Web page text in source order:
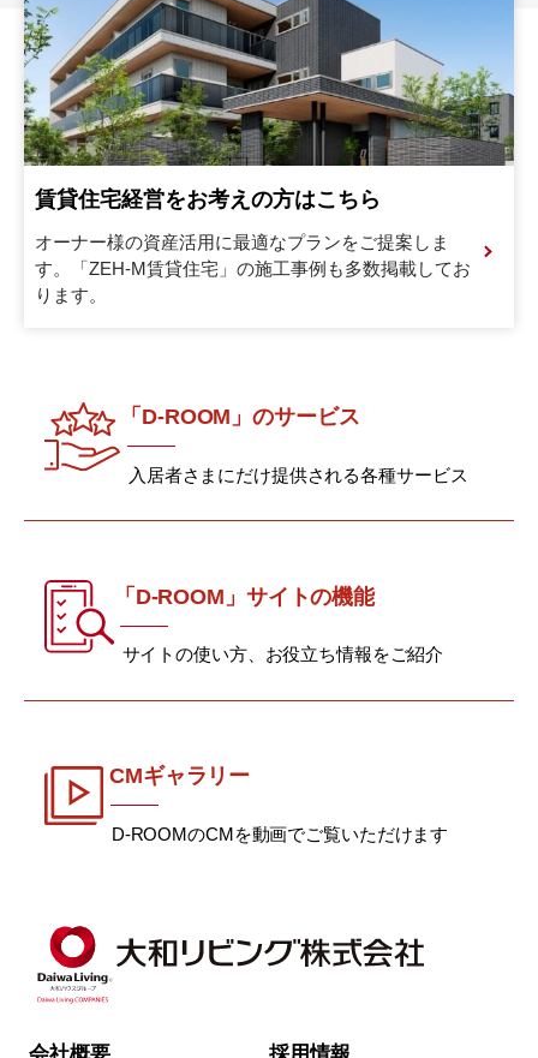
賃貸住宅経営をお考えの方はこちら
オーナー様の資産活用に最適なプランをご提案しま
す。
「ZEH-M賃貸住宅」の施工事例も多数掲載してお
ります。
「D-ROOM」のサービス
入居者さまにだけ提供される各種サービス
「D-ROOM」サイトの機能
サイトの使い方、お役立ち情報をご紹介
CMギャラリー
D-ROOMのCMを動画でご覧いただけます
会社概要 採用情報